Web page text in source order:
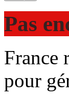
Pas
France
pour